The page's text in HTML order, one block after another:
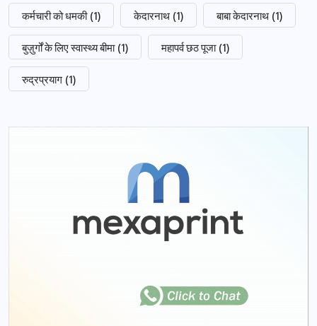
कर्मचारी को धमकी (1) केदारनाथ (1) बाबा केदारनाथ (1)
बुज़ुर्गों के लिए स्वास्थ्य बीमा (1) महापर्व छठ पूजा (1)
रुद्रप्रयाग (1)